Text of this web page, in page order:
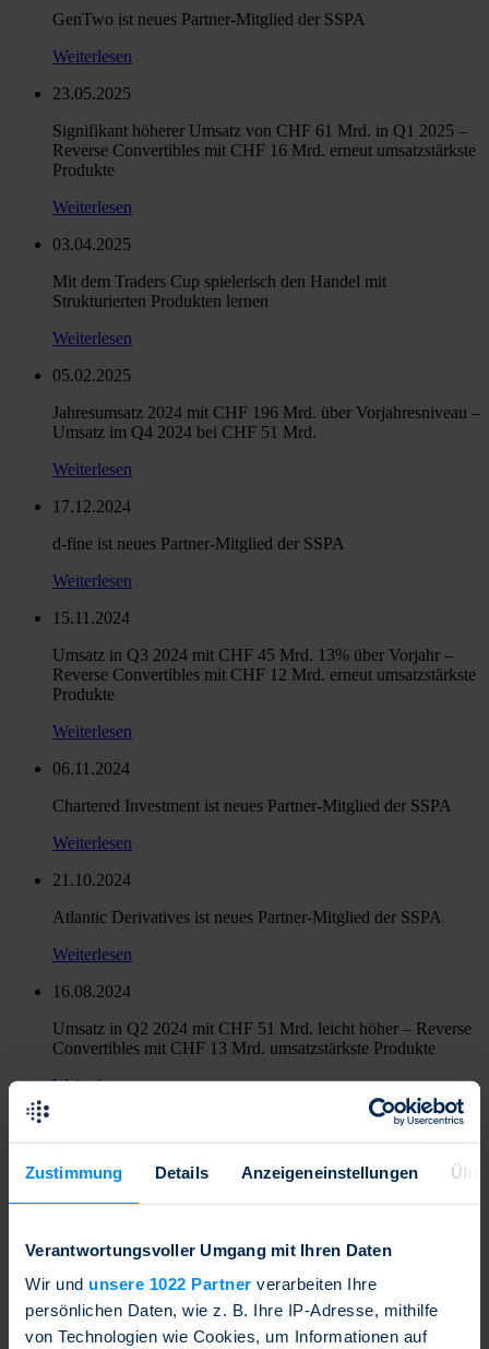
Zustimmung Details Anzeigeneinstellungen
Verantwortungsvoller Umgang mit Ihren Daten
Wir und unsere 1022 Partner verarbeiten Ihre
persönlichen Daten, wie z. B. Ihre IP-Adresse, mithilfe
von Technologien wie Cookies, um Informationen auf
GenTwo ist neues Partner-Mitglied der SSPA
Weiterlesen
23.05.2025
Signifikant höherer Umsatz von CHF 61 Mrd. in Q1 2025 –
Reverse Convertibles mit CHF 16 Mrd. erneut umsatzstärkste
Produkte
Weiterlesen
03.04.2025
Mit dem Traders Cup spielerisch den Handel mit
Strukturierten Produkten lernen
Weiterlesen
05.02.2025
Jahresumsatz 2024 mit CHF 196 Mrd. über Vorjahresniveau –
Umsatz im Q4 2024 bei CHF 51 Mrd.
Weiterlesen
17.12.2024
d-fine ist neues Partner-Mitglied der SSPA
Weiterlesen
15.11.2024
Umsatz in Q3 2024 mit CHF 45 Mrd. 13% über Vorjahr –
Reverse Convertibles mit CHF 12 Mrd. erneut umsatzstärkste
Produkte
Weiterlesen
06.11.2024
Chartered Investment ist neues Partner-Mitglied der SSPA
Weiterlesen
21.10.2024
Atlantic Derivatives ist neues Partner-Mitglied der SSPA
Weiterlesen
16.08.2024
Umsatz in Q2 2024 mit CHF 51 Mrd. leicht höher – Reverse
Convertibles mit CHF 13 Mrd. umsatzstärkste Produkte
Weiterlesen
SSPA
Weiterlesen